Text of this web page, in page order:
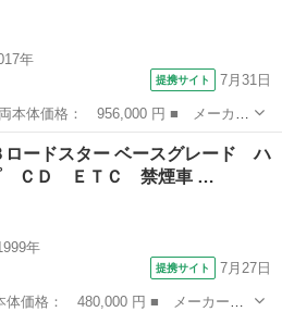
年
提携サイト 7月31日
■ グレード名： ｘＤｒｉｖｅ
モリーナビ Ｂｌｕｅｔｏｏｔｈ
ロードスター ベースグレード ハ
ＣＤ ＥＴＣ 禁煙車 …
年
提携サイト 7月27日